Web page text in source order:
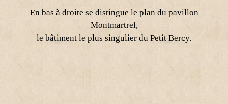
En bas à droite se distingue le plan du pavillon
Montmartrel,
le bâtiment le plus singulier du Petit Bercy.